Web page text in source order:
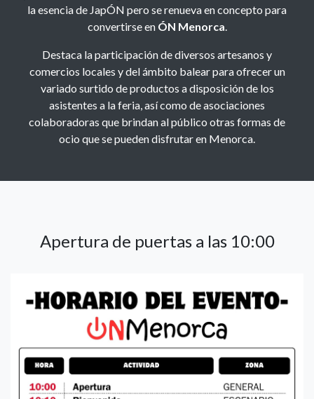
la esencia de JapÓN pero se renueva en concepto para
convertirse en ÓN Menorca.
Destaca la participación de diversos artesanos y
comercios locales y del ámbito balear para ofrecer un
variado surtido de productos a disposición de los
asistentes a la feria, así como de asociaciones
colaboradoras que brindan al público otras formas de
ocio que se pueden disfrutar en Menorca.
Apertura de puertas a las 10:00